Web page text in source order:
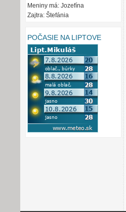
Meniny má: Jozefína
Zajtra: Štefánia
POČASIE NA LIPTOVE